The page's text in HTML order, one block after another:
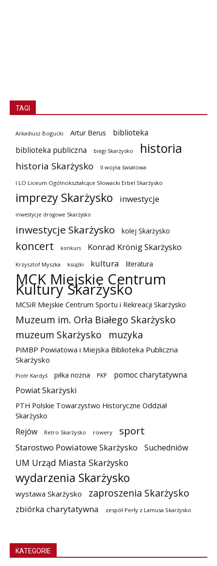
TAGI
Arkadiusz Bogucki Artur Berus
biblioteka
biblioteka publiczna
biegi Skarżysko historia
historia Skarżysko II wojna światowa
I LO Liceum Ogólnokształcące Słowacki Erbel Skarżysko
imprezy Skarżysko inwestycje
inwestycje drogowe Skarżysko
inwestycje Skarżysko kolej Skarżysko
koncert konkurs Konrad Krönig Skarżysko
Krzysztof Myszka książki kultura literatura
MCK Miejskie Centrum
Kultury Skarżysko
MCSiR Miejskie Centrum Sportu i Rekreacji Skarżysko
Muzeum im. Orła Białego Skarżysko
muzeum Skarżysko
muzyka
PiMBP Powiatowa i Miejska Biblioteka Publiczna
Skarżysko
Piotr Kardyś piłka nożna PKP
pomoc charytatywna
Powiat Skarżyski
PTH Polskie Towarzystwo Historyczne Oddział
Skarżysko
Rejów Retro Skarżysko rowery sport
Starostwo Powiatowe Skarżysko Suchedniów
UM Urząd Miasta Skarżysko
wydarzenia Skarżysko
wystawa Skarżysko zaproszenia Skarżysko
zbiórka charytatywna zespół Perły z Lamusa Skarżysko
KATEGORIE